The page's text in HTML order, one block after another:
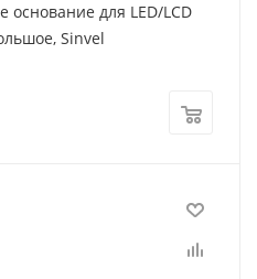
основание для LED/LCD
Sinvel